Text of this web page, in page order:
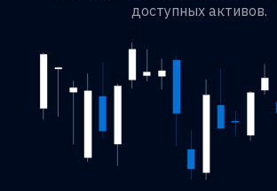
доступных активов.